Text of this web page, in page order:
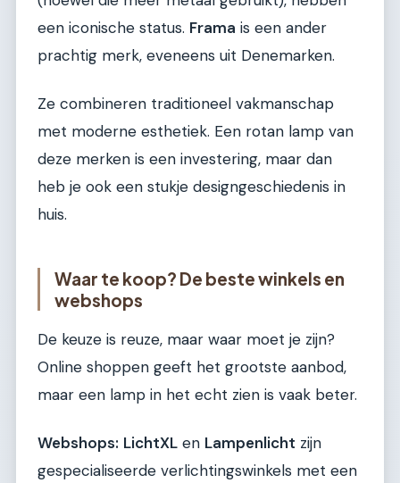
een iconische status. Frama is een ander
prachtig merk, eveneens uit Denemarken.
Ze combineren traditioneel vakmanschap
met moderne esthetiek. Een rotan lamp van
deze merken is een investering, maar dan
heb je ook een stukje designgeschiedenis in
huis.
Waar te koop? De beste winkels en
webshops
De keuze is reuze, maar waar moet je zijn?
Online shoppen geeft het grootste aanbod,
maar een lamp in het echt zien is vaak beter.
Webshops: LichtXL en Lampenlicht zijn
gespecialiseerde verlichtingswinkels met een